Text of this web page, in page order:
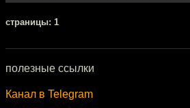
cтраницы: 1
полезные ссылки
Канал в Telegram